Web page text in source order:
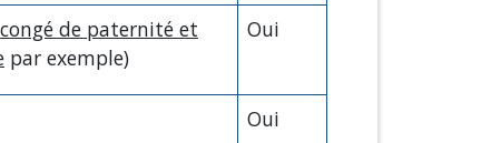
congé de paternité et
par exemple)
Oui
Oui